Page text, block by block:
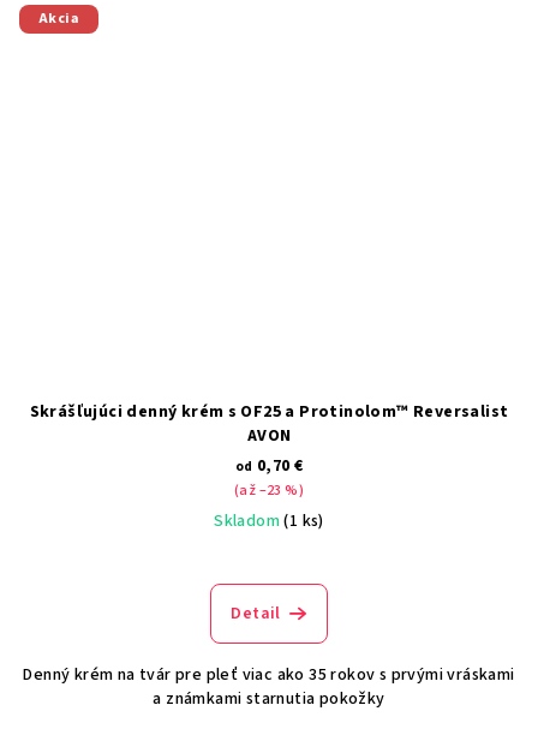
Akcia
Skrášľujúci denný krém s OF25 a Protinolom™ Reversalist
AVON
od 0,70 €
(až –23 %)
Skladom(1 ks)
Detail
Denný krém na tvár pre pleť viac ako 35 rokov s prvými vráskami
a známkami starnutia pokožky